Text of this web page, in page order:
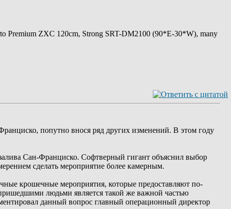
ZXC 120cm, Strong SRT-DM2100 (90*E-30*W), many
попутно внося ряд других изменений. В этом году
Сан-Франциско. Софтверный гигант объяснил выбор
сделать мероприятие более камерным.
крошечные мероприятия, которые предоставляют по-
людьми является такой же важной частью
данный вопрос главный операционный директор